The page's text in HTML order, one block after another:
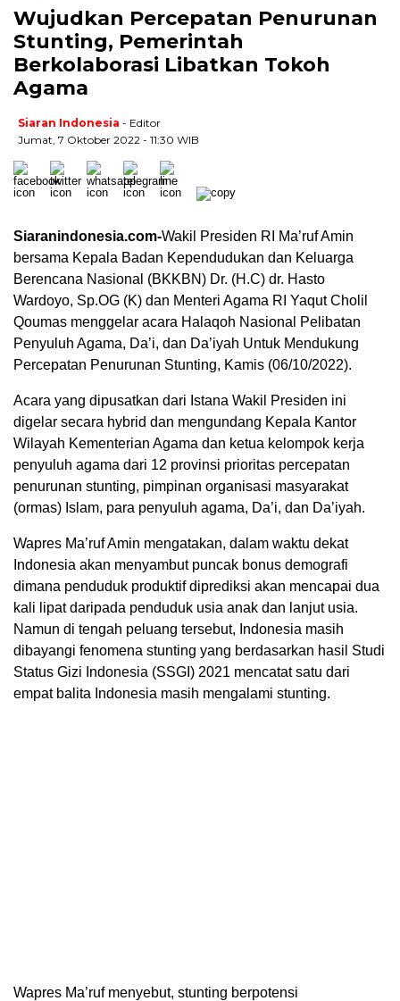
Wujudkan Percepatan Penurunan
Stunting, Pemerintah
Berkolaborasi Libatkan Tokoh
Agama
Siaran Indonesia - Editor
Jumat, 7 Oktober 2022 - 11:30 WIB
Siaranindonesia.com-Wakil Presiden RI Ma’ruf Amin
bersama Kepala Badan Kependudukan dan Keluarga
Berencana Nasional (BKKBN) Dr. (H.C) dr. Hasto
Wardoyo, Sp.OG (K) dan Menteri Agama RI Yaqut Cholil
Qoumas menggelar acara Halaqoh Nasional Pelibatan
Penyuluh Agama, Da’i, dan Da’iyah Untuk Mendukung
Percepatan Penurunan Stunting, Kamis (06/10/2022).
Acara yang dipusatkan dari Istana Wakil Presiden ini
digelar secara hybrid dan mengundang Kepala Kantor
Wilayah Kementerian Agama dan ketua kelompok kerja
penyuluh agama dari 12 provinsi prioritas percepatan
penurunan stunting, pimpinan organisasi masyarakat
(ormas) Islam, para penyuluh agama, Da’i, dan Da’iyah.
Wapres Ma’ruf Amin mengatakan, dalam waktu dekat
Indonesia akan menyambut puncak bonus demografi
dimana penduduk produktif diprediksi akan mencapai dua
kali lipat daripada penduduk usia anak dan lanjut usia.
Namun di tengah peluang tersebut, Indonesia masih
dibayangi fenomena stunting yang berdasarkan hasil Studi
Status Gizi Indonesia (SSGI) 2021 mencatat satu dari
empat balita Indonesia masih mengalami stunting.
Wapres Ma’ruf menyebut, stunting berpotensi